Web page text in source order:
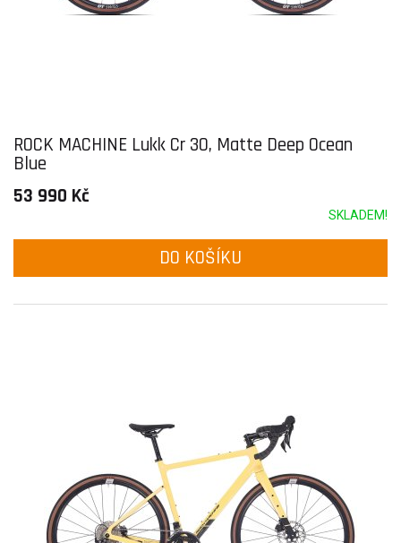
ROCK MACHINE Lukk Cr 30, Matte Deep Ocean
Blue
53 990 Kč
SKLADEM!
DO KOŠÍKU